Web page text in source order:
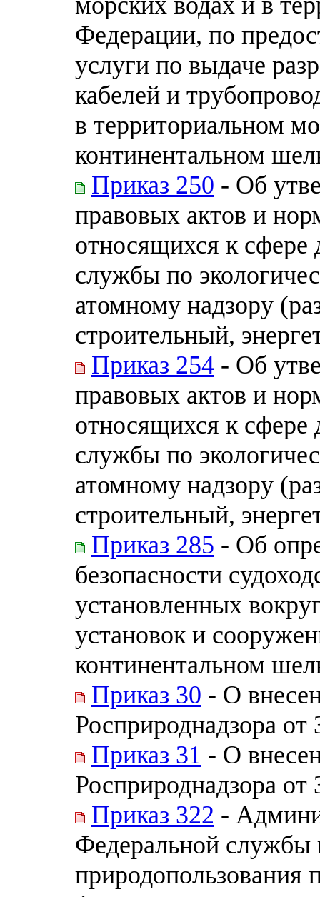
Федерации, по
услуги по выдаче
кабелей и
в территориальном
континентальном
Приказ 250 - Об
правовых актов и
относящихся к сфере
службы по
атомному надзору
строительный,
Приказ 254 - Об
правовых актов и
относящихся к сфере
службы по
атомному надзору
строительный,
Приказ 285 - Об
безопасности
установленных
установок и
континентальном
Приказ 30 - О
Росприроднадзора
Приказ 31 - О
Росприроднадзора
Приказ 322 -
Федеральной службы
природопользования